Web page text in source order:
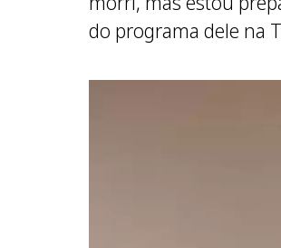
do programa dele na